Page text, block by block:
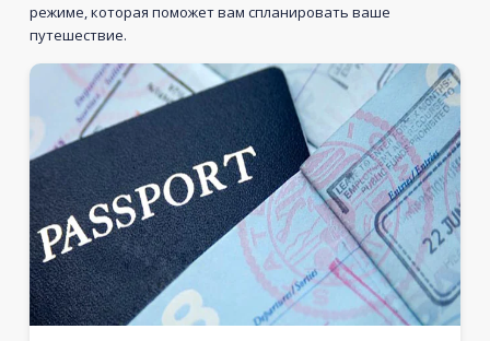
режиме, которая поможет вам спланировать ваше
путешествие.